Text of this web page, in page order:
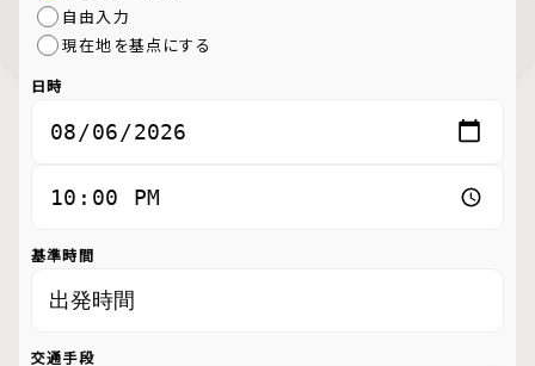
自由入力
現在地を基点にする
日時
基準時間
交通手段